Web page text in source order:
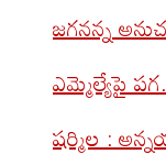
జగనన్న
ఎమ్మెల్యేపై
షర్మిల :